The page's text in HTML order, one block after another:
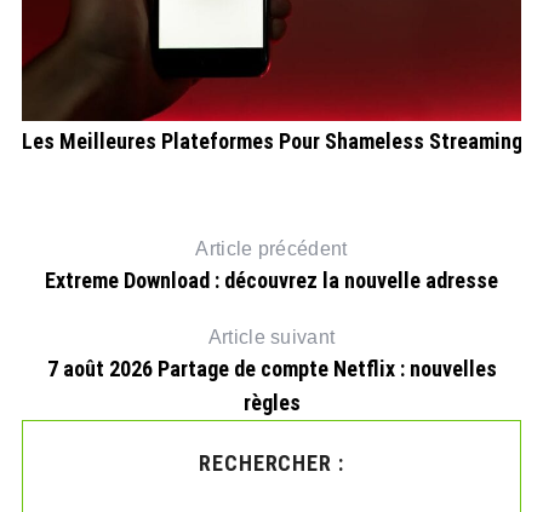
Les Meilleures Plateformes Pour Shameless Streaming
Article précédent
Extreme Download : découvrez la nouvelle adresse
Article suivant
7 août 2026 Partage de compte Netflix : nouvelles
règles
RECHERCHER :